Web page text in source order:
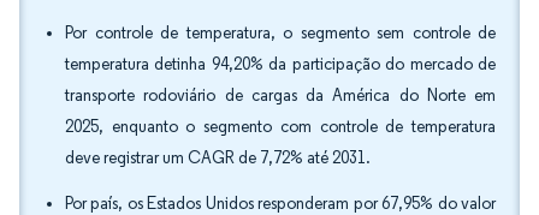
Por controle de temperatura, o segmento sem controle de
temperatura detinha 94,20% da participação do mercado de
transporte rodoviário de cargas da América do Norte em
2025, enquanto o segmento com controle de temperatura
deve registrar um CAGR de 7,72% até 2031.
Por país, os Estados Unidos responderam por 67,95% do valor